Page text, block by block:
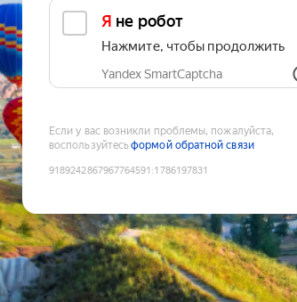
Я не робот
Нажмите, чтобы продолжить
Yandex SmartCaptcha
Если у вас возникли проблемы, пожалуйста,
воспользуйтесьформой обратной связи
9189242867967764591 :1786197831